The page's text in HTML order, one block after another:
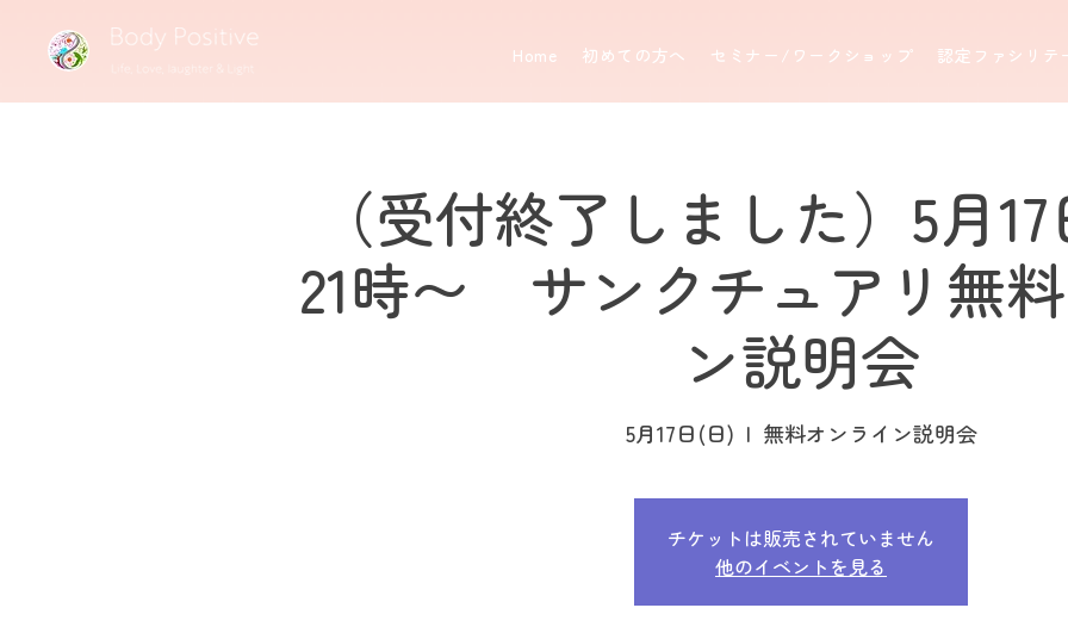
Home 初めての方へ セミナー/ワークショップ 認定ファシリテ
（受付終了しました）5月
21時〜 サンクチュアリ無
ン説明会
5月17日(日)
  |
無料オンライン説明会
チケットは販売されていません
他のイベントを見る